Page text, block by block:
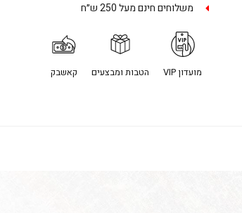
משלוחים חינם מעל 250 ש״ח
מועדון VIP הטבות ומבצעים קאשבק